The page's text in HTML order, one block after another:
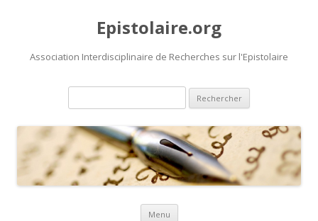
Epistolaire.org
Association Interdisciplinaire de Recherches sur l'Epistolaire
Rechercher :
Menu Aller au contenu principal